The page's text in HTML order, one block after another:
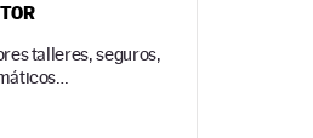
talleres, seguros,